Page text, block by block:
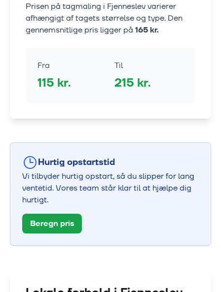
Prisen på tagmaling i Fjenneslevvarierer
afhængigt af tagets størrelse og type. Den
gennemsnitlige pris ligger på 165kr.
Fra
115 kr.
Til
215 kr.
Hurtig opstartstid
Vi tilbyder hurtig opstart, så du slipper for lang
ventetid. Vores team står klar til at hjælpe dig
hurtigt.
Beregn pris